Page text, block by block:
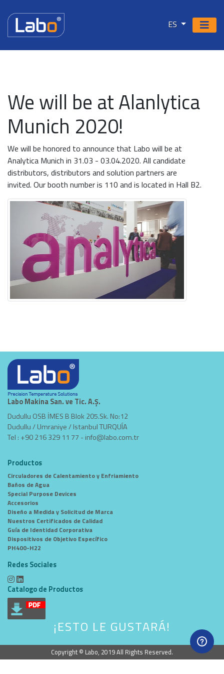
ES
We will be at Alanlytica
Munich 2020!
We will be honored to announce that Labo will be at
Analytica Munich in 31.03 - 03.04.2020. All candidate
distributors, distributors and solution partners are
invited. Our booth number is 110 and is located in Hall B2.
Labo Makina San. ve Tic. A.Ş.
Dudullu OSB İMES B Blok 205.Sk. No:12
Dudullu / Umraniye / Istanbul TURQUÍA
Tel : +90 216 329 11 77 -info@labo.com.tr
Productos
Circuladores de Calentamiento y Enfriamiento
Baños de Agua
Special Purpose Devices
Accesorios
Diseño a Medida y Solicitud de Marca
Nuestros Certificados de Calidad
Guía de Identidad Corporativa
Dispositivos de Objetivo Específico
PH400-H22
Redes Sociales
Catalogo de Productos
¡ESTO LE GUSTARÁ!
Copyright © Labo, 2019 All Rights Reserved.